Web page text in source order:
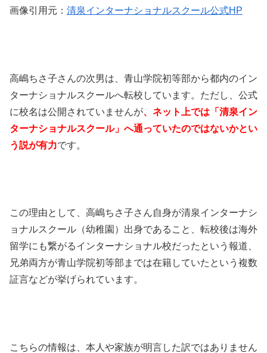
画像引用元： 清泉インターナショナルスクール公式HP
高嶋ちさ子さんの次男は、青山学院初等部から都内のイン
ターナショナルスクールへ転校しています。ただし、公式
に校名は公開されていませんが、ネット上では「清泉イン
ターナショナルスクール」へ通っていたのではないかとい
う説が有力です。
この理由として、高嶋ちさ子さん自身が清泉インターナシ
ョナルスクール（幼稚園）出身であること、転校後は海外
留学にも繋がるインターナショナル校だったという報道、
兄弟両方が青山学院初等部までは在籍していたという複数
証言などが挙げられています。
こちらの情報は、本人や家族が明言した訳ではありません